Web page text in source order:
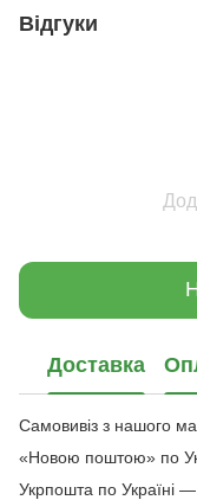
Відгуки
Доставка
Самовивіз з нашого
«Новою поштою» по
Укрпошта по Україні